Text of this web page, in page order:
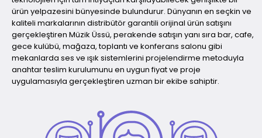
ürün yelpazesini bünyesinde bulundurur. Dünyanın en seçkin ve
kaliteli markalarının distribütör garantili orijinal ürün satışını
gerçekleştiren Müzik Üssü, perakende satışın yanı sıra bar, cafe,
gece kulübü, mağaza, toplantı ve konferans salonu gibi
mekanlarda ses ve ışık sistemlerini projelendirme metoduyla
anahtar teslim kurulumunu en uygun fiyat ve proje
uygulamasıyla gerçekleştiren uzman bir ekibe sahiptir.